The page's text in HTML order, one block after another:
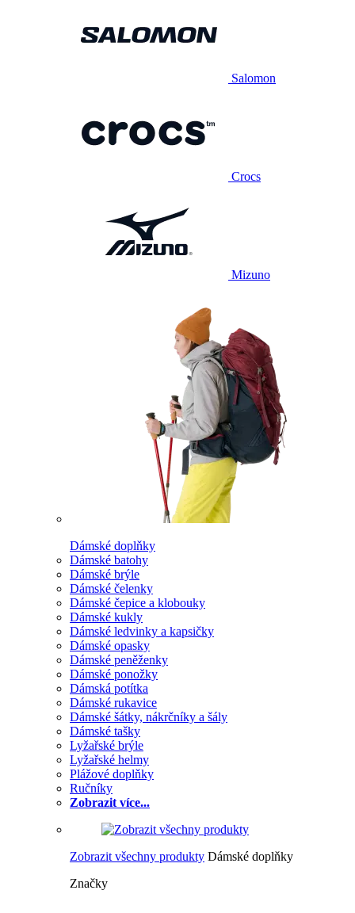
Salomon
Crocs
Mizuno
Dámské doplňky
Dámské batohy
Dámské brýle
Dámské čelenky
Dámské čepice a klobouky
Dámské kukly
Dámské ledvinky a kapsičky
Dámské opasky
Dámské peněženky
Dámské ponožky
Dámská potítka
Dámské rukavice
Dámské šátky, nákrčníky a šály
Dámské tašky
Lyžařské brýle
Lyžařské helmy
Plážové doplňky
Ručníky
Zobrazit více...
Zobrazit všechny produkty Dámské doplňky
Značky